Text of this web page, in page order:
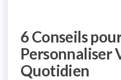
6 Conseils
Personnaliser
Quotidien